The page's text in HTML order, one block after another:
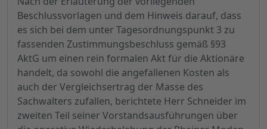
Beschlussvorlagen und dem Hinweis darauf, dass
es sich bei dem unter Tagesordnungspunkt 3 zu
fassenden Zustimmungsbeschluss gemäß §93
AktG um einen rein formalen Akt für die Aktionäre
handelt, da sowohl die angefallenen Kosten als
auch der Vergleichsertrag der Masse des
Sachwalters zufallen, berichtete Herr Schneider im
zweiten Teil seiner Vorstandsausführungen über